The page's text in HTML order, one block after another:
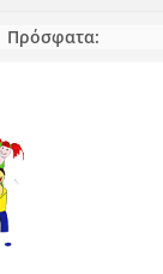
Πρόσφατα: